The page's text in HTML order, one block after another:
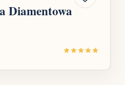
Diamentowa